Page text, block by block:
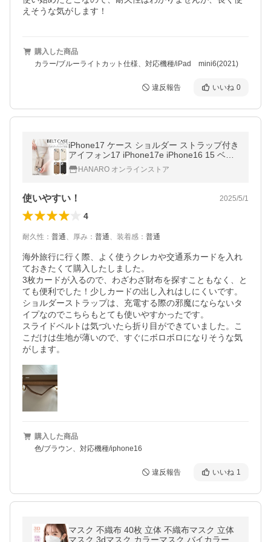
えそうな気がします！
購入した商品
カラー/ブルーライトカット仕様、対応機種/iPad mini6(2021)
違反報告 いいね 0
iPhone17 ケース ショルダー ストラップ付き
アイフォン17 iPhone17e iPhone16 15 ベル
ト付き 17Pro Air ProMax 背面ポケット PU
レザー スマホケース アイフォン
HANARO オンラインストア
使いやすい！ 2025/5/1
4
耐久性 ： 普通、 厚み ： 普通、 装着感 ： 普通
海外旅行に行く際、よく使うクレカや交通系カードを入れ
ておきたくて購入したしました。
3枚カードが入るので、わざわざ財布を探すこともなく、と
ても便利でした！少しカードの出し入れはしにくいです。
ショルダーストラップは、充電する際の邪魔にならないタ
イプなのでこちらもとても使いやすかったです。
スライドベルトは気づいたら折り目ができていました。こ
こだけは生地が薄いので、すぐにボロボロになりそうな気
がします。
購入した商品
色/ブラウン、対応機種/iphone16
違反報告 いいね 1
マスク 不織布 40枚 立体 不織布マスク 立体
マスク 3dマスク カラーマスク バイカラー